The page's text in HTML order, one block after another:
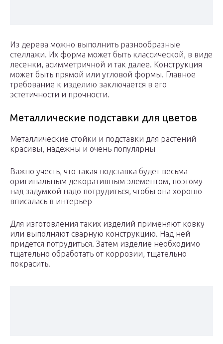
Из дерева можно выполнить разнообразные
стеллажи. Их форма может быть классической, в виде
лесенки, асимметричной и так далее. Конструкция
может быть прямой или угловой формы. Главное
требование к изделию заключается в его
эстетичности и прочности.
Металлические подставки для цветов
Металлические стойки и подставки для растений
красивы, надежны и очень популярны
Важно учесть, что такая подставка будет весьма
оригинальным декоративным элементом, поэтому
над задумкой надо потрудиться, чтобы она хорошо
вписалась в интерьер
Для изготовления таких изделий применяют ковку
или выполняют сварную конструкцию. Над ней
придется потрудиться. Затем изделие необходимо
тщательно обработать от коррозии, тщательно
покрасить.